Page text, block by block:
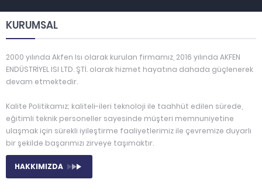
KURUMSAL
2000 yılında Akfen Isı olarak kurulan firmamız, 2016 yılında AKFEN
ENDÜSTRİYEL ISI LTD. ŞTİ. olarak hizmet hayatına dahada güçlenerek
devam etmektedir.
Kalite Politikamız; kaliteli-ileri teknoloji ile taahhüt edilen sürede,
eğitimli teknik personeller sayesinde müşteri memnuniyetine
ulaşmak için sürekli iyileştirme faaliyetlerimiz ile çevremize duyarlı
bir şekilde başarımızı zirveye taşımaktır.
HAKKIMIZDA